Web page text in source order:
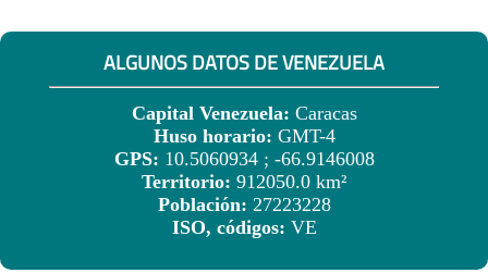
ALGUNOS DATOS DE VENEZUELA
Capital Venezuela: Caracas
Huso horario: GMT-4
GPS: 10.5060934 ; -66.9146008
Territorio: 912050.0 km²
Población: 27223228
ISO, códigos: VE